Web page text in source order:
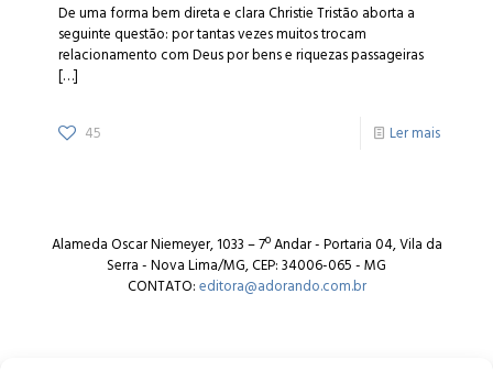
De uma forma bem direta e clara Christie Tristão aborta a
seguinte questão: por tantas vezes muitos trocam
relacionamento com Deus por bens e riquezas passageiras
[…]
45 Ler mais
Alameda Oscar Niemeyer, 1033 – 7º Andar - Portaria 04, Vila da
Serra - Nova Lima/MG, CEP: 34006-065 - MG
CONTATO:editora@adorando.com.br